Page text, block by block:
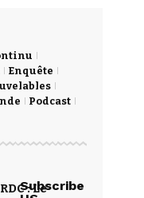
Enquête
Podcast
RDC : Le
Subscribe